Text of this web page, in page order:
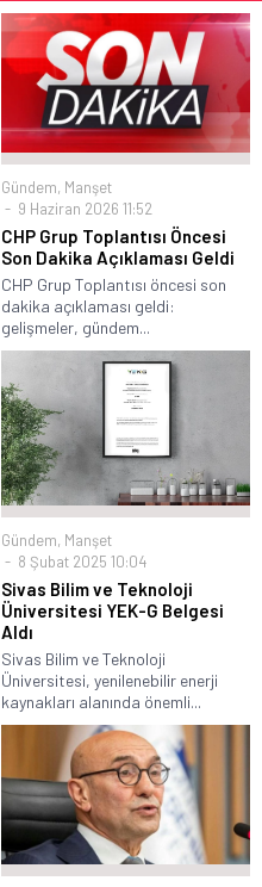
Gündem, Manşet
9 Haziran 2026 11:52
CHP Grup Toplantısı Öncesi
Son Dakika Açıklaması Geldi
CHP Grup Toplantısı öncesi son
dakika açıklaması geldi:
gelişmeler, gündem...
Gündem, Manşet
8 Şubat 2025 10:04
Sivas Bilim ve Teknoloji
Üniversitesi YEK-G Belgesi
Aldı
Sivas Bilim ve Teknoloji
Üniversitesi, yenilenebilir enerji
kaynakları alanında önemli...